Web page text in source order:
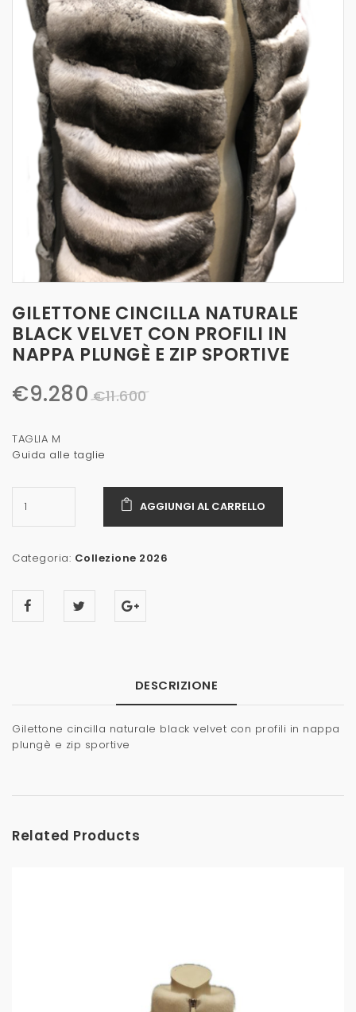
t
GILETTONE CINCILLA NATURALE
BLACK VELVET CON PROFILI IN
NAPPA PLUNGÈ E ZIP SPORTIVE
€9.280 €11.600
TAGLIA M
Guida alle taglie
AGGIUNGI AL CARRELLO
Categoria: Collezione 2026
DESCRIZIONE
Gilettone cincilla naturale black velvet con profili in nappa
plungè e zip sportive
Related Products